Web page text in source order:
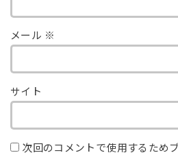
メール ※
サイト
次回のコメントで使用するため